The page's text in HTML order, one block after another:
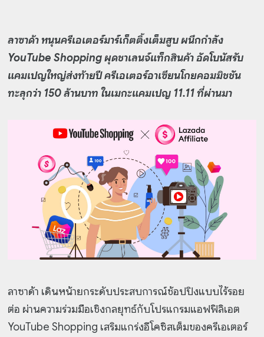
ลาซาด้า หนุนครีเอเตอร์มาร์เก็ตติ้งเต็มสูบ ผนึกกำลัง
YouTube Shopping ผุดชาเลนจ์แท็กสินค้า อัดโบนัสรับ
แคมเปญใหญ่ส่งท้ายปี ครีเอเตอร์อาเซียนโกยคอมมิชชัน
ทะลุกว่า 150 ล้านบาท ในเมกะแคมเปญ 11.11 ที่ผ่านมา
ลาซาด้า เดินหน้ายกระดับประสบการณ์ช้อปปิงแบบไร้รอย
ต่อ ผ่านความร่วมมือเชิงกลยุทธ์กับโปรแกรมแอฟฟิลิเอต
YouTube Shopping เสริมแกร่งอีโคซิสเต็มของครีเอเตอร์